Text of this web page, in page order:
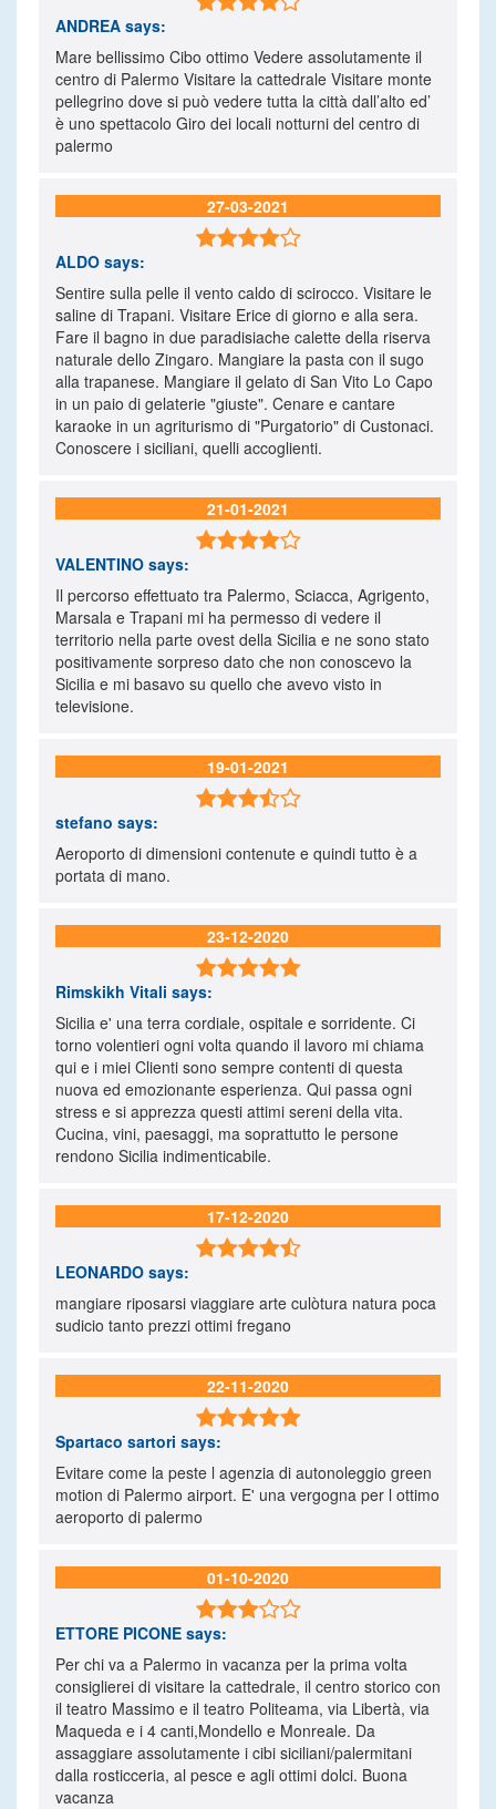
ANDREA says:
Mare bellissimo Cibo ottimo Vedere assolutamente il
centro di Palermo Visitare la cattedrale Visitare monte
pellegrino dove si può vedere tutta la città dall’alto ed’
è uno spettacolo Giro dei locali notturni del centro di
palermo
27-03-2021

ALDO says:
Sentire sulla pelle il vento caldo di scirocco. Visitare le
saline di Trapani. Visitare Erice di giorno e alla sera.
Fare il bagno in due paradisiache calette della riserva
naturale dello Zingaro. Mangiare la pasta con il sugo
alla trapanese. Mangiare il gelato di San Vito Lo Capo
in un paio di gelaterie "giuste". Cenare e cantare
karaoke in un agriturismo di "Purgatorio" di Custonaci.
Conoscere i siciliani, quelli accoglienti.
21-01-2021

VALENTINO says:
Il percorso effettuato tra Palermo, Sciacca, Agrigento,
Marsala e Trapani mi ha permesso di vedere il
territorio nella parte ovest della Sicilia e ne sono stato
positivamente sorpreso dato che non conoscevo la
Sicilia e mi basavo su quello che avevo visto in
televisione.
19-01-2021

stefano says:
Aeroporto di dimensioni contenute e quindi tutto è a
portata di mano.
23-12-2020

Rimskikh Vitali says:
Sicilia e' una terra cordiale, ospitale e sorridente. Ci
torno volentieri ogni volta quando il lavoro mi chiama
qui e i miei Clienti sono sempre contenti di questa
nuova ed emozionante esperienza. Qui passa ogni
stress e si apprezza questi attimi sereni della vita.
Cucina, vini, paesaggi, ma soprattutto le persone
rendono Sicilia indimenticabile.
17-12-2020

LEONARDO says:
mangiare riposarsi viaggiare arte culòtura natura poca
sudicio tanto prezzi ottimi fregano
22-11-2020

Spartaco sartori says:
Evitare come la peste l agenzia di autonoleggio green
motion di Palermo airport. E' una vergogna per l ottimo
aeroporto di palermo
01-10-2020

ETTORE PICONE says:
Per chi va a Palermo in vacanza per la prima volta
consiglierei di visitare la cattedrale, il centro storico con
il teatro Massimo e il teatro Politeama, via Libertà, via
Maqueda e i 4 canti,Mondello e Monreale. Da
assaggiare assolutamente i cibi siciliani/palermitani
dalla rosticceria, al pesce e agli ottimi dolci. Buona
vacanza